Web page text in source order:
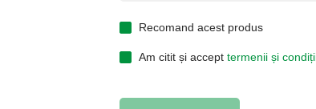
Recomand acest produs
Am citit și accept termenii și